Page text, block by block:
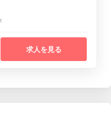
求人を見る